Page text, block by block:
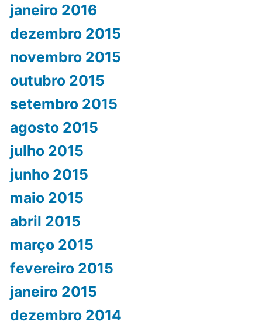
janeiro 2016
dezembro 2015
novembro 2015
outubro 2015
setembro 2015
agosto 2015
julho 2015
junho 2015
maio 2015
abril 2015
março 2015
fevereiro 2015
janeiro 2015
dezembro 2014